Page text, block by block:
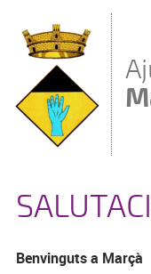
Benvinguts a Marçà